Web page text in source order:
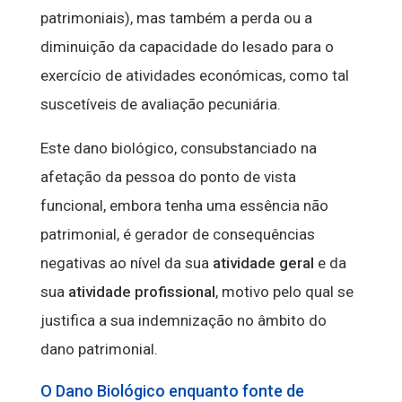
patrimoniais), mas também a perda ou a
diminuição da capacidade do lesado para o
exercício de atividades económicas, como tal
suscetíveis de avaliação pecuniária.
Este dano biológico, consubstanciado na
afetação da pessoa do ponto de vista
funcional, embora tenha uma essência não
patrimonial, é gerador de consequências
negativas ao nível da sua atividade geral e da
sua atividade profissional, motivo pelo qual se
justifica a sua indemnização no âmbito do
dano patrimonial.
O Dano Biológico enquanto fonte de